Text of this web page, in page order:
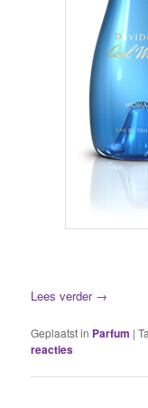
Lees verder →
Geplaatst in Parfum |
reacties